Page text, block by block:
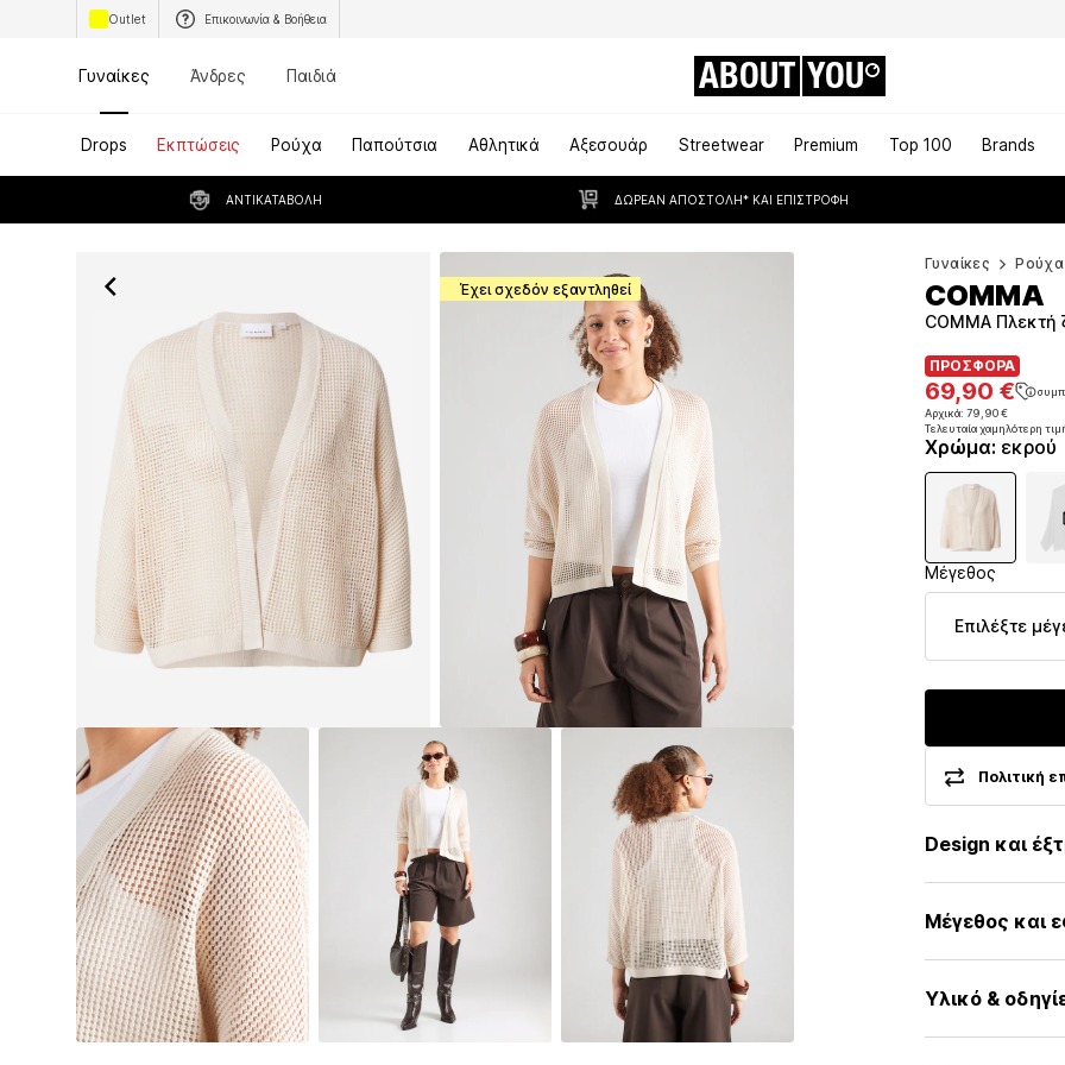
Outlet Επικοινωνία & Βοήθεια
Γυναίκες Άνδρες Παιδιά ABOUT YOU
Drops Εκπτώσεις Ρούχα Παπούτσια Αθλητικά Αξεσουάρ Streetwear Premium Top 100 Brands
ΑΝΤΙΚΑΤΑΒΟΛΉ ΔΩΡΕΆΝ ΑΠΟΣΤΟΛΉ* ΚΑΙ ΕΠΙΣΤΡΟΦΉ
Έχει σχεδόν εξαντληθεί
Γυναίκες Ρούχα
ΠΡΟΣΦΟΡΑ
69,90 €
Αρχικά: 79,90 €
Τελευταία χαμηλότερη
ΠΡΟΣΦΟΡΑ
69,90 €
Αρχικά: 79,90 €
Τελευταία χαμηλότερη τιμή:
COMMA Πλεκτή
COMMA
Χρώμα: εκρού
Μέγεθος
Επιλέξτε
Πολιτική
Design και
Πλεκτά
Διάτρητο
Γαζωμένο
Μανσέτα ριπ
Μέγεθος και
Μήκος:
Εφαρμογή:
Υλικό &